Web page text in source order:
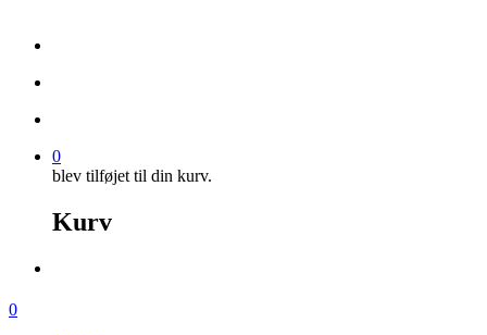
0
blev tilføjet til din kurv.
Kurv
0